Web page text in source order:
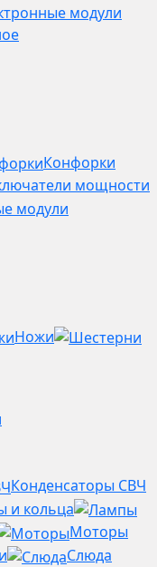
Конфорки
мощности
модули
Ножи
Конденсаторы СВЧ
и кольца
Моторы
Слюда